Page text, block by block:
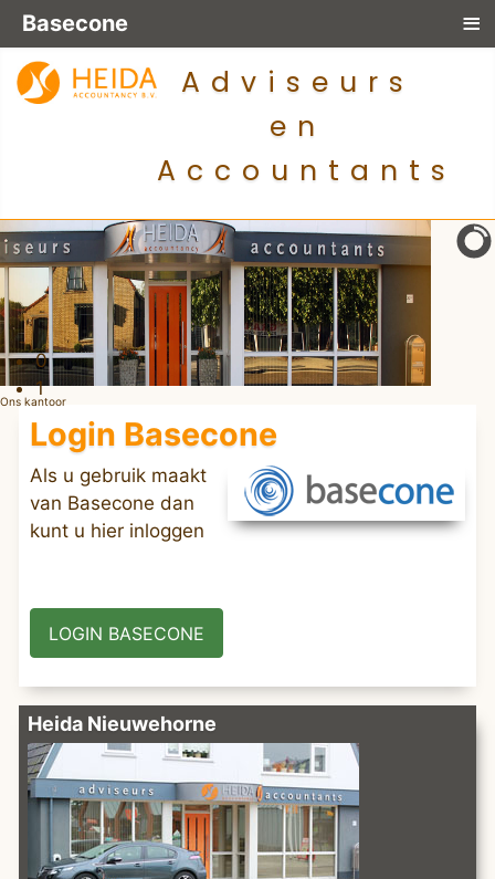
Adviseurs
en
Accountants
Ons kantoor
0
1
Login Basecone
Als u gebruik maakt
van Basecone dan
kunt u hier inloggen
LOGIN BASECONE
Heida Nieuwehorne
Basecone ≡